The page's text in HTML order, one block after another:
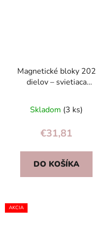
Magnetické bloky 202
dielov – svietiaca
stavebnica pre deti
Skladom (3 ks)
€31,81
DO KOŠÍKA
AKCIA